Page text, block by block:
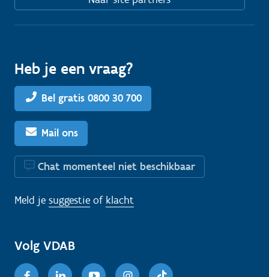
Heb je een vraag?
Bel gratis 0800 30 700
Mail ons
Chat momenteel niet beschikbaar
Meld je suggestie of klacht
Volg VDAB
FacebookLinkedinYoutubeInstagram